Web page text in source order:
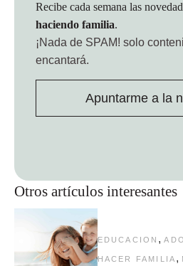
Otros artículos interesantes
EDUCACION ,
HACER FAMILIA ,
Recibe cada semana las
haciendo familia.
¡Nada de SPAM! solo
encantará.
Apuntarme a la